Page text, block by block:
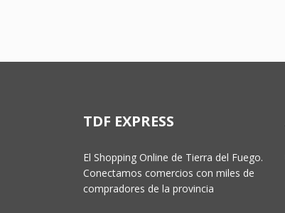
TDF EXPRESS
El Shopping Online de Tierra del Fuego.
Conectamos comercios con miles de
compradores de la provincia